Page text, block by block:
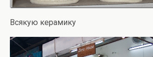
Всякую керамику